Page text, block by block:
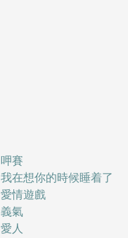
呷賽
我在想你的時候睡着了
愛情遊戲
義氣
愛人